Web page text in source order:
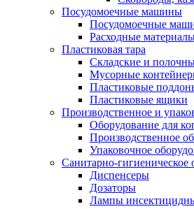
Посудомоечные машины
Посудомоечные
Расходные
Пластиковая тара
Складские и
Мусорные
Пластиковые
Пластиковые ящики
Производственное и
Оборудование для
Производственное
Упаковочное
Санитарно-гигиеническое
Диспенсеры
Дозаторы
Лампы